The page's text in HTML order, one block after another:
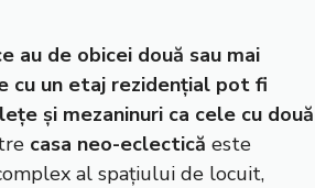
au de obicei două sau mai
cu un etaj rezidențial pot fi
și mezaninuri ca cele cu două
casa neo-eclectică este
al spațiului de locuit,